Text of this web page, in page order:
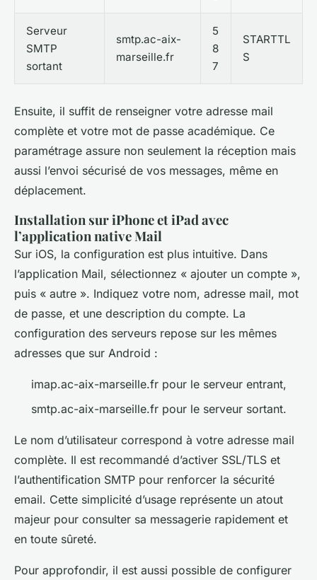
Serveur
SMTP
sortant
smtp.ac-aix-
marseille.fr
5
8
7
STARTTL
S
Ensuite, il suffit de renseigner votre adresse mail
complète et votre mot de passe académique. Ce
paramétrage assure non seulement la réception mais
aussi l’envoi sécurisé de vos messages, même en
déplacement.
Installation sur iPhone et iPad avec
l’application native Mail
Sur iOS, la configuration est plus intuitive. Dans
l’application Mail, sélectionnez « ajouter un compte »,
puis « autre ». Indiquez votre nom, adresse mail, mot
de passe, et une description du compte. La
configuration des serveurs repose sur les mêmes
adresses que sur Android :
imap.ac-aix-marseille.fr pour le serveur entrant,
smtp.ac-aix-marseille.fr pour le serveur sortant.
Le nom d’utilisateur correspond à votre adresse mail
complète. Il est recommandé d’activer SSL/TLS et
l’authentification SMTP pour renforcer la sécurité
email. Cette simplicité d’usage représente un atout
majeur pour consulter sa messagerie rapidement et
en toute sûreté.
Pour approfondir, il est aussi possible de configurer